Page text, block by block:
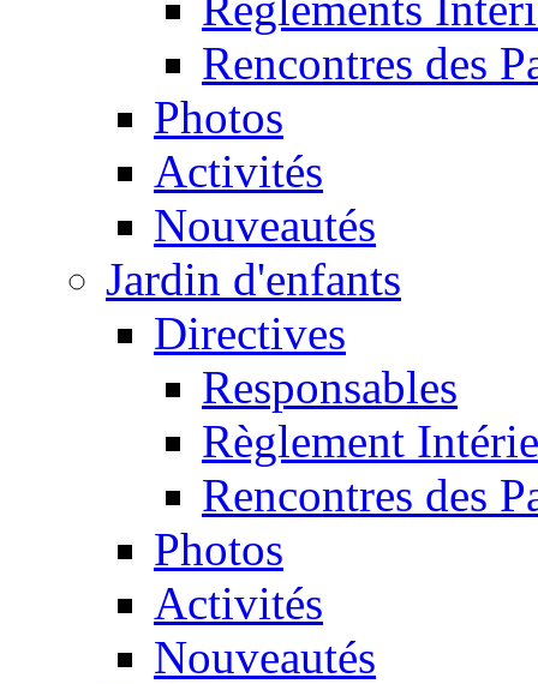
Rencontres des
Photos
Activités
Nouveautés
Jardin d'enfants
Directives
Responsables
Règlement
Rencontres des
Photos
Activités
Nouveautés